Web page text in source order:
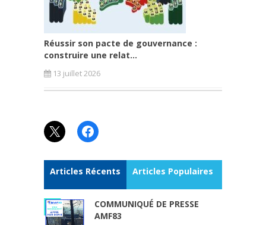
Réussir son pacte de gouvernance :
construire une relat...
13 juillet 2026
X Facebook
Articles Récents Articles Populaires
COMMUNIQUÉ DE PRESSE
AMF83